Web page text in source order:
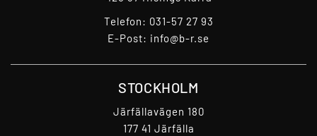
Telefon: 031-57 27 93
E-Post: info@b-r.se
STOCKHOLM
Järfällavägen 180
177 41 Järfälla